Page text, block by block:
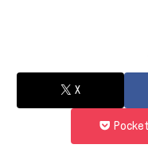
X
Pocket